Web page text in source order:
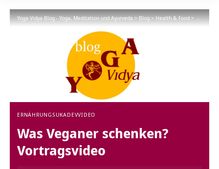
Yoga Vidya Blog - Yoga, Meditation und Ayurveda>Blog>Health & Food>
ERNÄHRUNGSUKADEVVIDEO
Was Veganer schenken?
Vortragsvideo